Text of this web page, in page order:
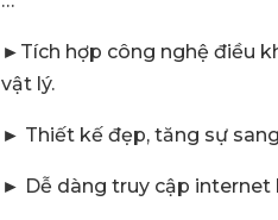
►Tích hợp công nghệ điều
vật lý.
► Thiết kế đẹp, tăng sự
► Dễ dàng truy cập internet